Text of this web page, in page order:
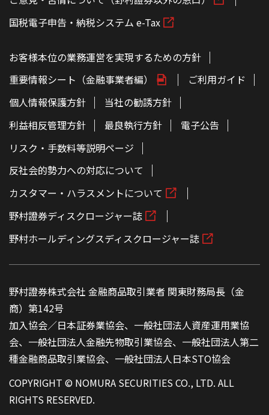
国税電子申告・納税システム e-Tax
お客様本位の業務運営を実現するための方針
重要情報シート（金融事業者編）
ご利用ガイド
個人情報保護方針
当社の勧誘方針
利益相反管理方針
最良執行方針
電子公告
リスク・手数料等説明ページ
反社会的勢力への対応について
カスタマー・ハラスメントについて
野村證券ディスクロージャー誌
野村ホールディングスディスクロージャー誌
野村證券株式会社 金融商品取引業者 関東財務局長（金
商）第142号
加入協会／日本証券業協会、一般社団法人資産運用業協
会、一般社団法人金融先物取引業協会、一般社団法人第二
種金融商品取引業協会、一般社団法人日本STO協会
COPYRIGHT © NOMURA SECURITIES CO., LTD. ALL
RIGHTS RESERVED.